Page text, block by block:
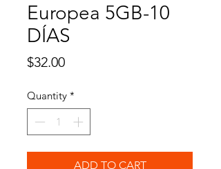
Europea 5GB-10
DÍAS
$32.00Price
Quantity *
ADD TO CART